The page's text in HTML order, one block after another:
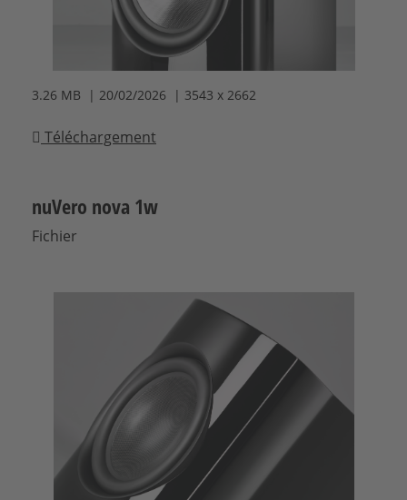
3.26 MB | 20/02/2026 | 3543 x 2662
Téléchargement
nuVero nova 1w
Fichier